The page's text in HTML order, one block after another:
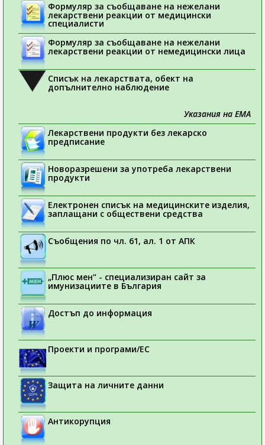
Формуляр за съобщаване на нежелани
лекарствени реакции от медицински
специалисти
Формуляр за съобщаване на нежелани
лекарствени реакции от немедицински лица
Списък на лекарствата, обект на
допълнително наблюдение
Указания на ЕМА
Лекарствени продукти без лекарско
предписание
Новоразрешени за употреба лекарствени
продукти
Електронен списък на медицинските изделия,
заплащани с обществени средства
Съобщения по чл. 61, ал. 1 от АПК
„Плюс мен“ - специализиран сайт за
имунизациите в България
Достъп до информация
Проекти и програми/ЕС
Защита на личните данни
Антикорупция